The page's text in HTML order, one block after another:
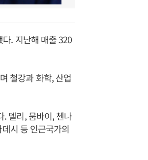
. 지난해 매출 320
철강과 화학, 산업
. 델리, 뭄바이, 첸나
시 등 인근국가의